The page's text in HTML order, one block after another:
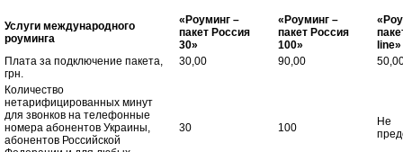
Услуги международного
роуминга
«Роуминг –
пакет Россия
30»
«Роуминг –
пакет Россия
100»
line»
Плата за подключение пакета,
грн.
30,00 90,00
Количество
нетарифицированных минут
для звонков на телефонные
номера абонентов Украины,
абонентов Российской
30 100
Не